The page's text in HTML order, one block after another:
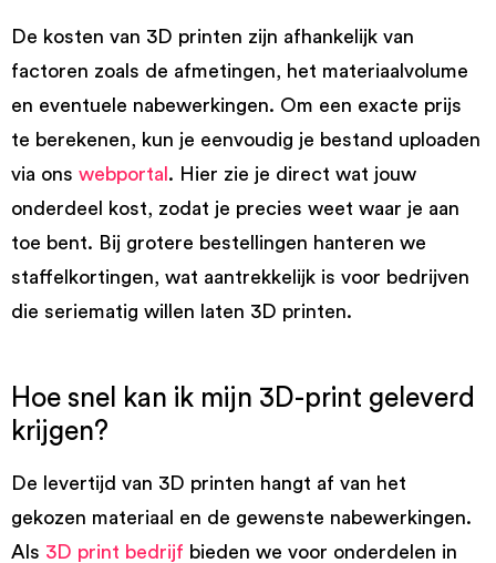
De kosten van 3D printen zijn afhankelijk van
factoren zoals de afmetingen, het materiaalvolume
en eventuele nabewerkingen. Om een exacte prijs
te berekenen, kun je eenvoudig je bestand uploaden
via ons webportal . Hier zie je direct wat jouw
onderdeel kost, zodat je precies weet waar je aan
toe bent. Bij grotere bestellingen hanteren we
staffelkortingen, wat aantrekkelijk is voor bedrijven
die seriematig willen laten 3D printen.
Hoe snel kan ik mijn 3D-print geleverd
krijgen?
De levertijd van 3D printen hangt af van het
gekozen materiaal en de gewenste nabewerkingen.
Als 3D print bedrijf bieden we voor onderdelen in